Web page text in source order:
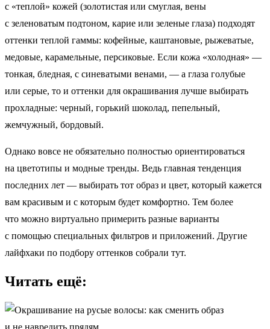
с «теплой» кожей (золотистая или смуглая, вены
с зеленоватым подтоном, карие или зеленые глаза) подходят
оттенки теплой гаммы: кофейные, каштановые, рыжеватые,
медовые, карамельные, персиковые. Если кожа «холодная» —
тонкая, бледная, с синеватыми венами, — а глаза голубые
или серые, то и оттенки для окрашивания лучше выбирать
прохладные: черный, горький шоколад, пепельный,
жемчужный, бордовый.
Однако вовсе не обязательно полностью ориентироваться
на цветотипы и модные тренды. Ведь главная тенденция
последних лет — выбирать тот образ и цвет, который кажется
вам красивым и с которым будет комфортно. Тем более
что можно виртуально примерить разные варианты
с помощью специальных фильтров и приложений. Другие
лайфхаки по подбору оттенков собрали тут.
Читать ещё: